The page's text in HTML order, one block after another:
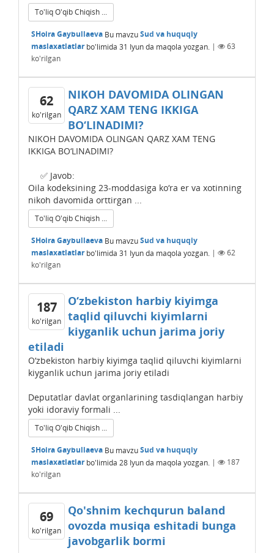
To'liq O'qib Chiqish ...
SHoira Gaybullaeva Bu mavzuSud va huquqiy
maslaxatlatlarbo'limida 31 Iyunda maqola yozgan. |
63
ko'rilgan
62
ko'rilgan
NIKOH DAVOMIDA OLINGAN
QARZ XAM TЕNG IKKIGA
BO‘LINADIMI?
NIKOH DAVOMIDA OLINGAN QARZ XAM TЕNG
IKKIGA BO‘LINADIMI?
✅ Javob:
Oila kodeksining 23-moddasiga ko‘ra er va xotinning
nikoh davomida orttirgan ...
To'liq O'qib Chiqish ...
SHoira Gaybullaeva Bu mavzuSud va huquqiy
maslaxatlatlarbo'limida 31 Iyunda maqola yozgan. |
62
ko'rilgan
187
ko'rilgan
O‘zbekiston harbiy kiyimga
taqlid qiluvchi kiyimlarni
kiyganlik uchun jarima joriy
etiladi
O‘zbekiston harbiy kiyimga taqlid qiluvchi kiyimlarni
kiyganlik uchun jarima joriy etiladi
Deputatlar davlat organlarining tasdiqlangan harbiy
yoki idoraviy formali ...
To'liq O'qib Chiqish ...
SHoira Gaybullaeva Bu mavzuSud va huquqiy
maslaxatlatlarbo'limida 28 Iyunda maqola yozgan. |
187
ko'rilgan
69
ko'rilgan
Qo'shnim kechqurun baland
ovozda musiqa eshitadi bunga
javobgarlik bormi